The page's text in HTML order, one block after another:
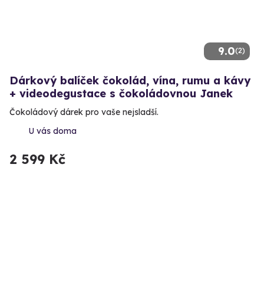
9.0(2)
Dárkový balíček čokolád, vína, rumu a kávy
+ videodegustace s čokoládovnou Janek
Čokoládový dárek pro vaše nejsladší.
U vás doma
2 599 Kč